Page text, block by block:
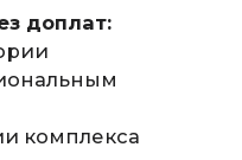
доплат:
комплекса